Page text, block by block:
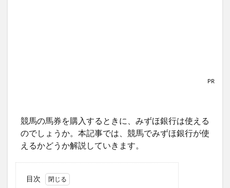
PR
競馬の馬券を購入するときに、みずほ銀行は使える
のでしょうか。本記事では、競馬でみずほ銀行が使
えるかどうか解説していきます。
目次